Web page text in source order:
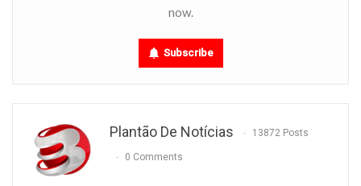
now.
Subscribe
Plantão De Notícias 13872 Posts
0 Comments